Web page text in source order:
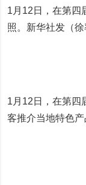
1月12日，在第四
照。新华社发（徐
1月12日，在第四
客推介当地特色产